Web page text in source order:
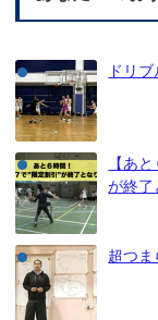
ドリ
【あ
が終了
超つま